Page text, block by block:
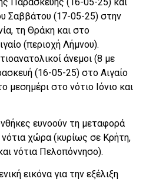
Σαββάτου (17-05-25) στην
τη Θράκη και στο
(περιοχή Λήμνου).
άνεμοι (8 με
(16-05-25) στο Αιγαίο
μεσημέρι στο νότιο Ιόνιο και
ευνοούν τη μεταφορά
χώρα (κυρίως σε Κρήτη,
νότια Πελοπόννησο).
εικόνα για την εξέλιξη